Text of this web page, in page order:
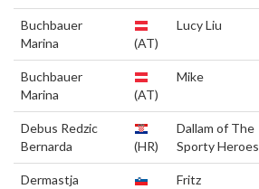
Buchbauer
Marina
(AT)
Lucy Liu
Buchbauer
Marina
(AT)
Mike
Debus Redzic
Bernarda
(HR)
Dallam of The
Sporty Heroes
Dermastja
Fritz